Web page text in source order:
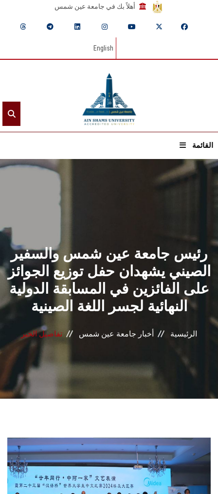
أهلاً بك في جامعة عين شمس
English
القائمة
القطاعـات
الشئون الأكاديمية
البحث العلمي
الرعاية الصحية
المراكز والوحدات
الأنظمة الذكية
الإعلام
الطلاب
هيئة التدريس
رئيس جامعة عين شمس والسفير
الصيني يشهدان حفل توزيع الجوائز
على الفائزين في المسابقة الدولية
النهائية لجسر اللغة الصينية
الرئيسية أخبار جامعة عين شمس تفاصيل الخبر